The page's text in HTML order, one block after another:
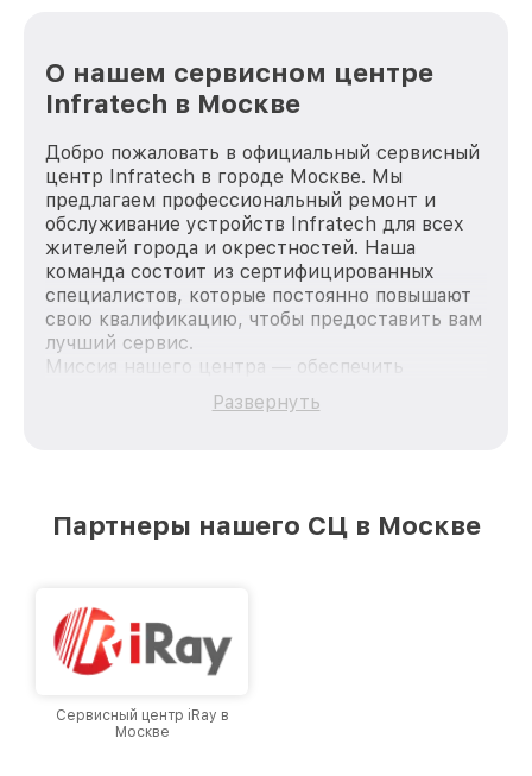
О нашем сервисном центре
Infratech в Москве
Добро пожаловать в официальный сервисный
центр Infratech в городе Москве. Мы
предлагаем профессиональный ремонт и
обслуживание устройств Infratech для всех
жителей города и окрестностей. Наша
команда состоит из сертифицированных
специалистов, которые постоянно повышают
свою квалификацию, чтобы предоставить вам
лучший сервис.
Миссия нашего центра — обеспечить
качественный и доступный ремонт для
каждого пользователя продукции Infratech,
лучшим сервисным центром Infratech в
Развернуть
Партнеры нашего СЦ в Москве
Сервисный центр iRay в
Москве